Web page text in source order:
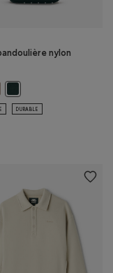
BOIS D'ORME
ARDOISE Couleur
nylon
DURABLE